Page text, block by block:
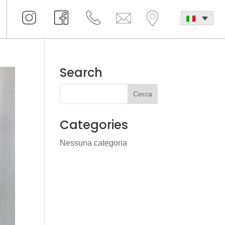
Search
Categories
Nessuna categoria